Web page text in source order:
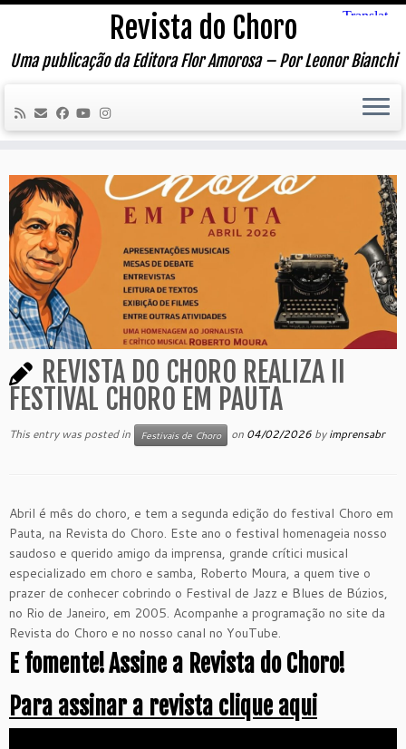
Skip
content
Revista do Choro
Uma publicação da Editora Flor Amorosa – Por Leonor Bianchi
REVISTA DO CHORO REALIZA II
FESTIVAL CHORO EM PAUTA
This entry was posted in Festivais de Choro on 04/02/2026 byimprensabr
Abril é mês do choro, e tem a segunda edição do festival Choro em
Pauta, na Revista do Choro. Este ano o festival homenageia nosso
saudoso e querido amigo da imprensa, grande crítici musical
especializado em choro e samba, Roberto Moura, a quem tive o
prazer de conhecer cobrindo o Festival de Jazz e Blues de Búzios,
no Rio de Janeiro, em 2005. Acompanhe a programação no site da
Revista do Choro e no nosso canal no YouTube.
E fomente!Assine a Revista do Choro!
Para assinar a revista clique aqui